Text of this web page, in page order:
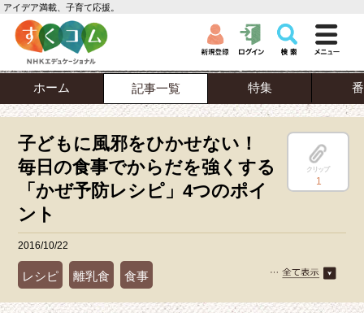
アイデア満載、子育て応援。
ホーム 記事一覧 特集
子どもに風邪をひかせない！
毎日の食事でからだを強くする
「かぜ予防レシピ」4つのポイ
ント
クリップ
1
2016/10/22
レシピ 離乳食 食事